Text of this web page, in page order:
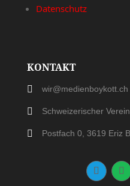
Datenschutz
KONTAKT
 wir@medienboykott.ch
 Schweizerischer
 Postfach 0, 3619 Eriz